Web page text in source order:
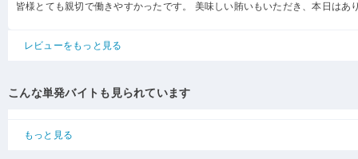
皆様とても親切で働きやすかったです。 美味しい賄いもいただき、本日はあ
レビューをもっと見る
こんな単発バイトも見られています
もっと見る